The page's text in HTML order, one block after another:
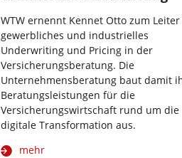
WTW ernennt Kennet Otto zum
gewerbliches und industrielles
Underwriting und Pricing in der
Versicherungsberatung. Die
Unternehmensberatung baut damit
Beratungsleistungen für die
Versicherungswirtschaft rund um die
digitale Transformation aus.
mehr